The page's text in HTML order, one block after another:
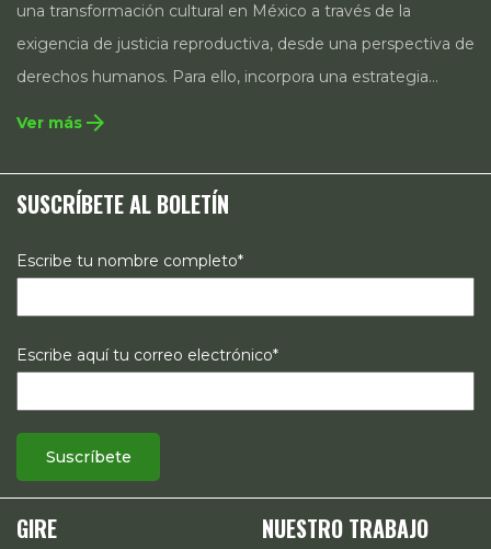
una transformación cultural en México a través de la
exigencia de justicia reproductiva, desde una perspectiva de
derechos humanos. Para ello, incorpora una estrategia
integral que contempla la incidencia en legislación y
estrategias de comunicación e investigación sobre el
estado de los derechos reproductivos en México.
Ver más arrow_forward
SUSCRÍBETE AL BOLETÍN
Escribe tu nombre completo*
Escribe aquí tu correo electrónico*
GIRE NUESTRO TRABAJO